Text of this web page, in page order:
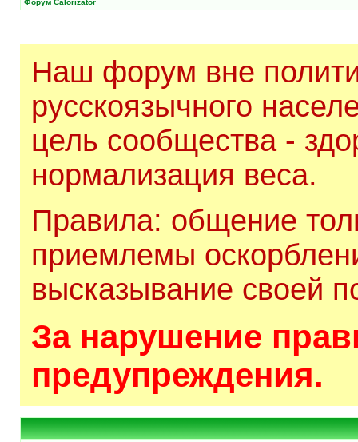
Форум Calorizator
Наш форум вне
русскоязычного
цель сообщества -
нормализация веса.
Правила: общение
приемлемы
высказывание своей
За нарушение
предупреждения.